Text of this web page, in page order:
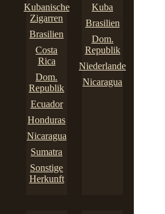
Kubanische
Zigarren
Brasilien
Costa
Rica
Dom.
Republik
Ecuador
Honduras
Nicaragua
Sumatra
Sonstige
Herkunft
Kuba
Brasilien
Dom.
Republik
Niederlande
Nicaragua